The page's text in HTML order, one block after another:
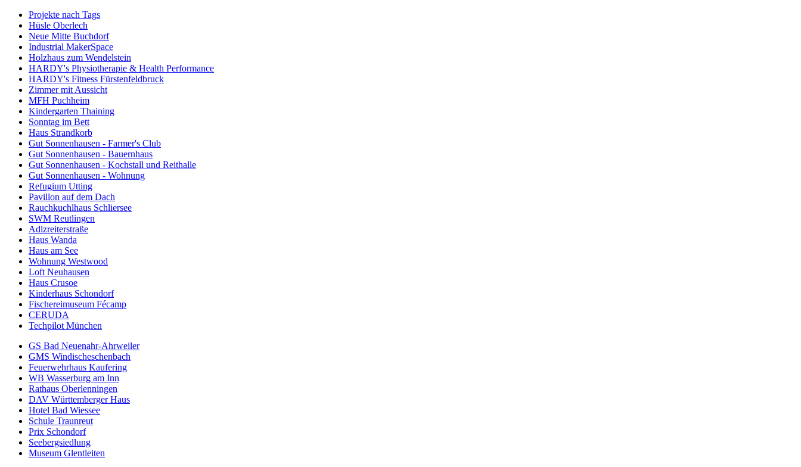
Projekte nach Tags
Hüsle Oberlech
Neue Mitte Buchdorf
Industrial MakerSpace
Holzhaus zum Wendelstein
HARDY's Physiotherapie & Health Performance
HARDY's Fitness Fürstenfeldbruck
Zimmer mit Aussicht
MFH Puchheim
Kindergarten Thaining
Sonntag im Bett
Haus Strandkorb
Gut Sonnenhausen - Farmer's Club
Gut Sonnenhausen - Bauernhaus
Gut Sonnenhausen - Kochstall und Reithalle
Gut Sonnenhausen - Wohnung
Refugium Utting
Pavillon auf dem Dach
Rauchkuchlhaus Schliersee
SWM Reutlingen
Adlzreiterstraße
Haus Wanda
Haus am See
Wohnung Westwood
Loft Neuhausen
Haus Crusoe
Kinderhaus Schondorf
Fischereimuseum Fécamp
CERUDA
Techpilot München
GS Bad Neuenahr-Ahrweiler
GMS Windischeschenbach
Feuerwehrhaus Kaufering
WB Wasserburg am Inn
Rathaus Oberlenningen
DAV Württemberger Haus
Hotel Bad Wiessee
Schule Traunreut
Prix Schondorf
Seebergsiedlung
Museum Glentleiten